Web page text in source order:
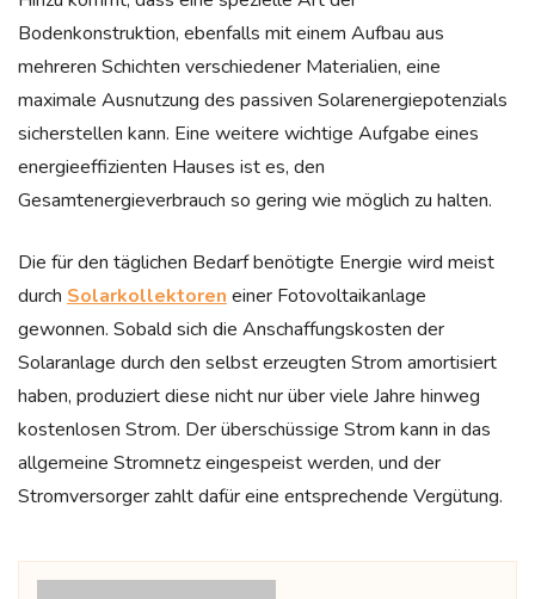
Bodenkonstruktion, ebenfalls mit einem Aufbau aus
mehreren Schichten verschiedener Materialien, eine
maximale Ausnutzung des passiven Solarenergiepotenzials
sicherstellen kann. Eine weitere wichtige Aufgabe eines
energieeffizienten Hauses ist es, den
Gesamtenergieverbrauch so gering wie möglich zu halten.
Die für den täglichen Bedarf benötigte Energie wird meist
durch Solarkollektoren einer Fotovoltaikanlage
gewonnen. Sobald sich die Anschaffungskosten der
Solaranlage durch den selbst erzeugten Strom amortisiert
haben, produziert diese nicht nur über viele Jahre hinweg
kostenlosen Strom. Der überschüssige Strom kann in das
allgemeine Stromnetz eingespeist werden, und der
Stromversorger zahlt dafür eine entsprechende Vergütung.